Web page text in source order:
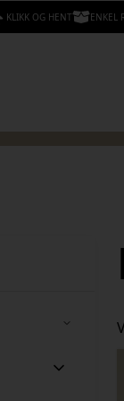
KLIKK OG HENT ENKEL